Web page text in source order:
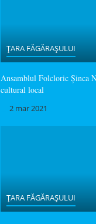
ȚARA FĂGĂRAȘULUI
Ansamblul Folcloric Șinca
cultural local
2 mar 2021
ȚARA FĂGĂRAȘULUI